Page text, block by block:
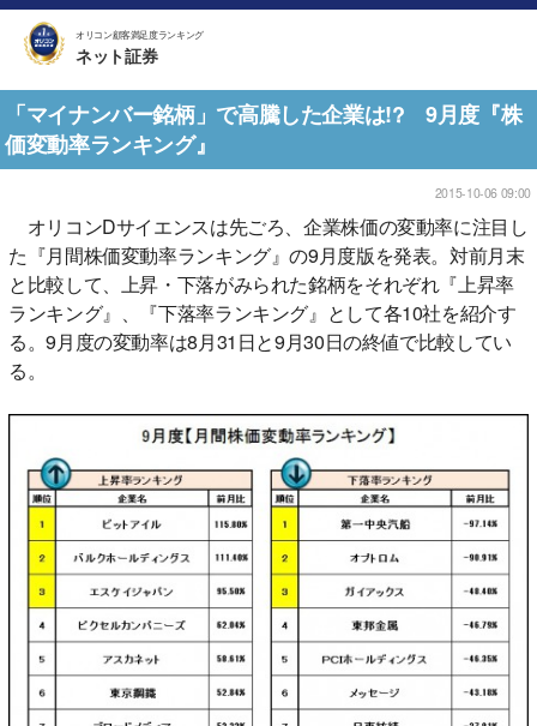
オリコン顧客満足度ランキング
ネット証券
「マイナンバー銘柄」で高騰した企業は!? 9月度『株
価変動率ランキング』
2015-10-06 09:00
オリコンDサイエンスは先ごろ、企業株価の変動率に注目し
た『月間株価変動率ランキング』の9月度版を発表。対前月末
と比較して、上昇・下落がみられた銘柄をそれぞれ『上昇率
ランキング』、『下落率ランキング』として各10社を紹介す
る。9月度の変動率は8月31日と9月30日の終値で比較してい
る。